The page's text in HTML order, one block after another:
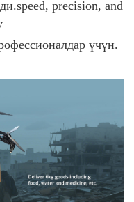
precision, and
үчүн.